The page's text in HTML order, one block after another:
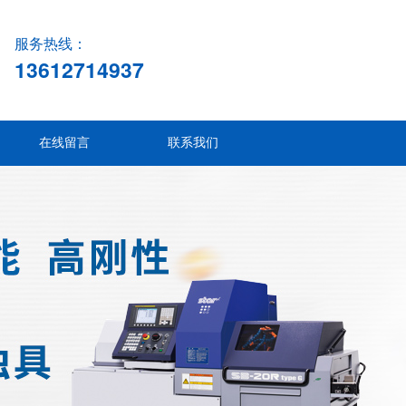
服务热线：
13612714937
在线留言 联系我们